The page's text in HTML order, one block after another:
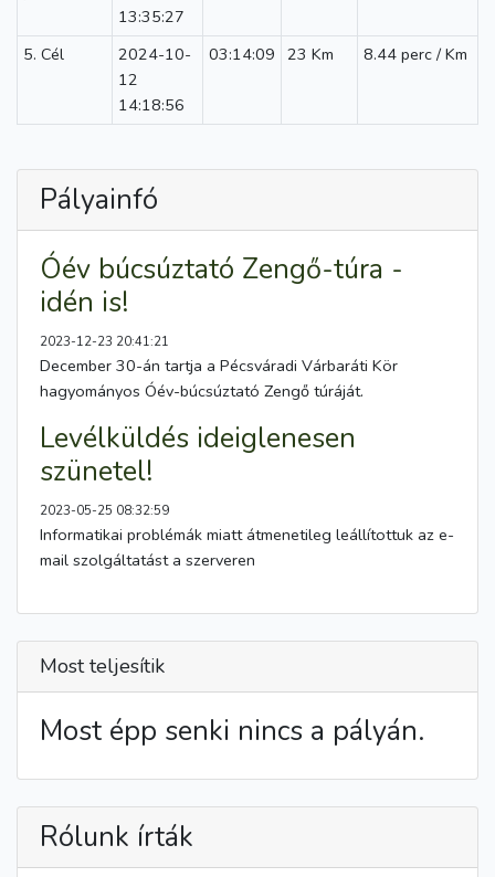
13:35:27
5. Cél
2024-10-
12
14:18:56
03:14:09 23 Km 8.44 perc / Km
Pályainfó
Óév búcsúztató Zengő-túra -
idén is!
2023-12-23 20:41:21
December 30-án tartja a Pécsváradi Várbaráti Kör
hagyományos Óév-búcsúztató Zengő túráját.
Levélküldés ideiglenesen
szünetel!
2023-05-25 08:32:59
Informatikai problémák miatt átmenetileg leállítottuk az e-
mail szolgáltatást a szerveren
Most teljesítik
Most épp senki nincs a pályán.
Rólunk írták